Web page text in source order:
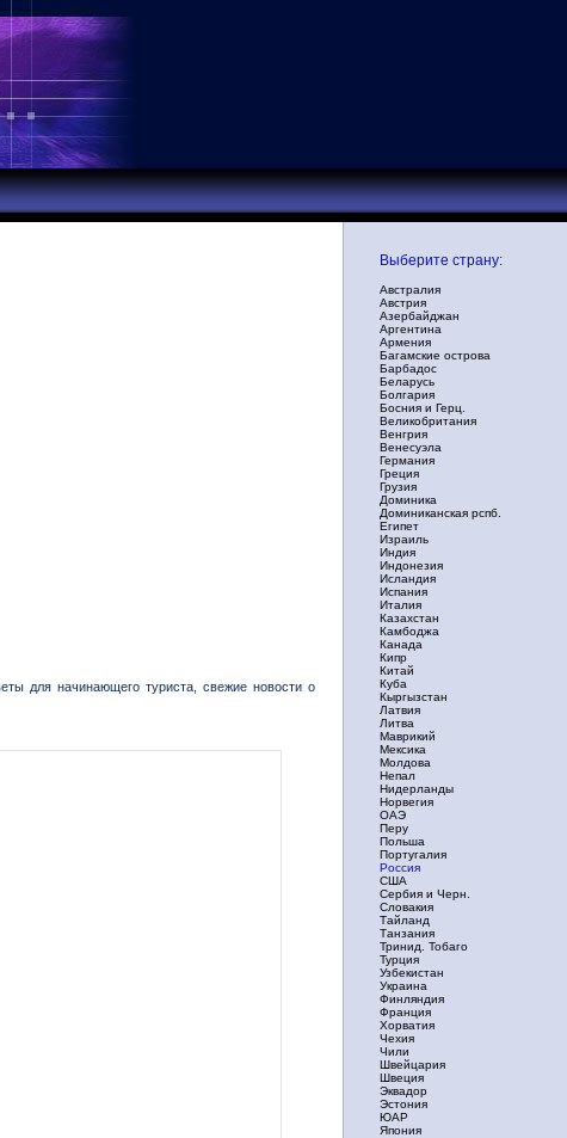
для начинающего туриста, свежие новости о
Выберите страну:
Австралия
Австрия
Азербайджан
Аргентина
Армения
Багамские острова
Барбадос
Беларусь
Болгария
Босния и Герц.
Великобритания
Венгрия
Венесуэла
Германия
Греция
Грузия
Доминика
Доминиканская рспб.
Египет
Израиль
Индия
Индонезия
Исландия
Испания
Италия
Казахстан
Камбоджа
Канада
Кипр
Китай
Куба
Кыргызстан
Латвия
Литва
Маврикий
Мексика
Молдова
Непал
Нидерланды
Норвегия
ОАЭ
Перу
Польша
Португалия
Россия
США
Сербия и Черн.
Словакия
Тайланд
Танзания
Тринид. Тобаго
Турция
Узбекистан
Украина
Финляндия
Франция
Хорватия
Чехия
Чили
Швейцария
Швеция
Эквадор
Эстония
ЮАР
Япония